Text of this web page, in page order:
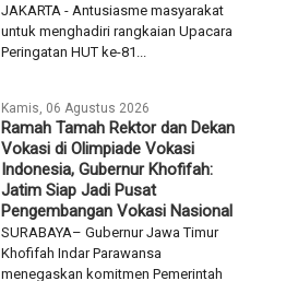
JAKARTA - Antusiasme masyarakat
untuk menghadiri rangkaian Upacara
Peringatan HUT ke-81...
Kamis, 06 Agustus 2026
Ramah Tamah Rektor dan Dekan
Vokasi di Olimpiade Vokasi
Indonesia, Gubernur Khofifah:
Jatim Siap Jadi Pusat
Pengembangan Vokasi Nasional
SURABAYA– Gubernur Jawa Timur
Khofifah Indar Parawansa
menegaskan komitmen Pemerintah